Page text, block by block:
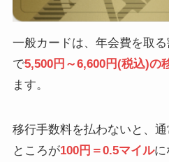
一般カードは、年会費を取
で5,500円～6,600円(税込)の
ます。
移行手数料を払わないと、
ところが100円＝0.5マイルに